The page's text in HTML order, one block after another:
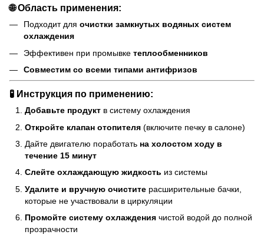
🌐 Область применения:
Подходит для очистки замкнутых водяных систем
охлаждения
Эффективен при промывке теплообменников
Совместим со всеми типами антифризов
🧪 Инструкция по применению:
Добавьте продукт в систему охлаждения
Откройте клапан отопителя (включите печку в салоне)
Дайте двигателю поработать на холостом ходу в
течение 15 минут
Слейте охлаждающую жидкость из системы
Удалите и вручную очистите расширительные бачки,
которые не участвовали в циркуляции
Промойте систему охлаждения чистой водой до полной
прозрачности